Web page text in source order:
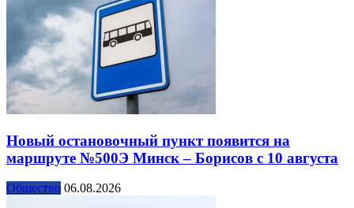
Новый остановочный пункт появится на
маршруте №500Э Минск – Борисов с 10 августа
Общество 06.08.2026